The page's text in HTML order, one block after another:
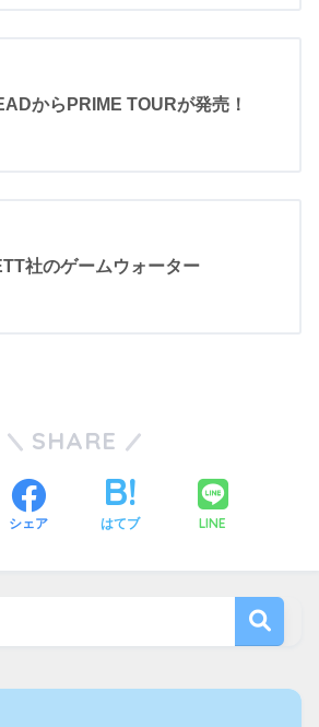
からPRIME TOURが発売！
社のゲームウォーター
SHARE
シェア はてブ LINE